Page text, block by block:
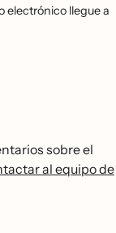
electrónico llegue a
sobre el
al equipo de